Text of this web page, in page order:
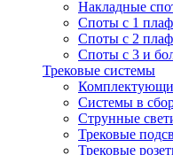
Накладные
Споты с 1
Споты с 2
Споты с 3 и
Трековые системы
Системы в
Струнные
Трековые
Трековые